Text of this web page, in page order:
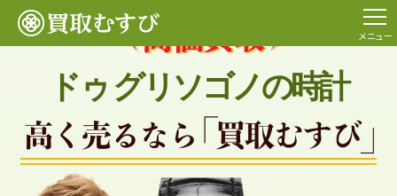
メニュー
ドゥ グリソゴノの時計